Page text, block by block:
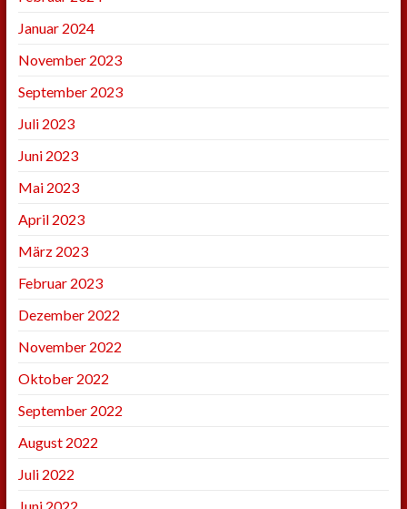
Januar 2024
November 2023
September 2023
Juli 2023
Juni 2023
Mai 2023
April 2023
März 2023
Februar 2023
Dezember 2022
November 2022
Oktober 2022
September 2022
August 2022
Juli 2022